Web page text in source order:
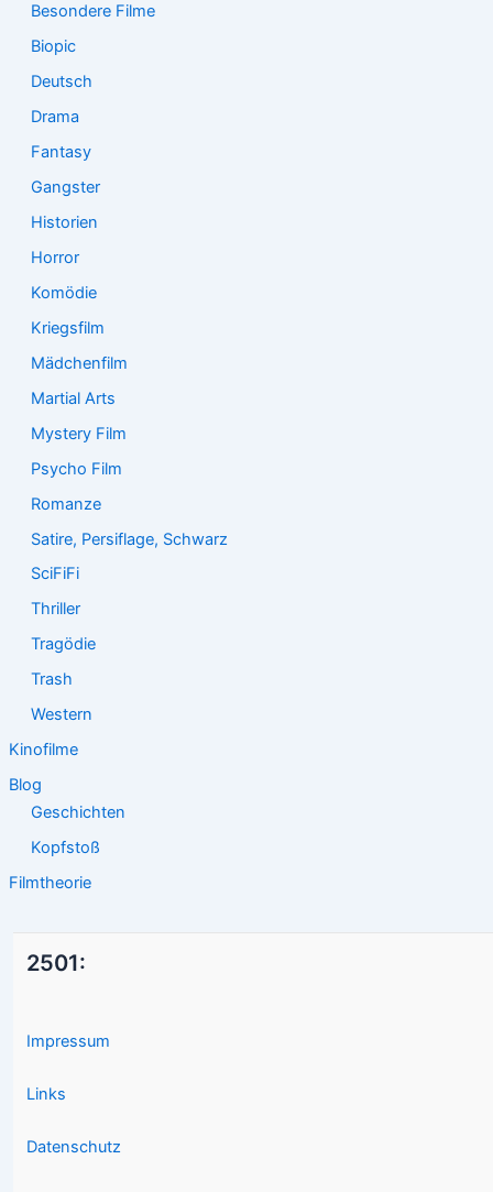
Besondere Filme
Biopic
Deutsch
Drama
Fantasy
Gangster
Historien
Horror
Komödie
Kriegsfilm
Mädchenfilm
Martial Arts
Mystery Film
Psycho Film
Romanze
Satire, Persiflage, Schwarz
SciFiFi
Thriller
Tragödie
Trash
Western
Kinofilme
Blog
Geschichten
Kopfstoß
Filmtheorie
2501:
Impressum
Links
Datenschutz